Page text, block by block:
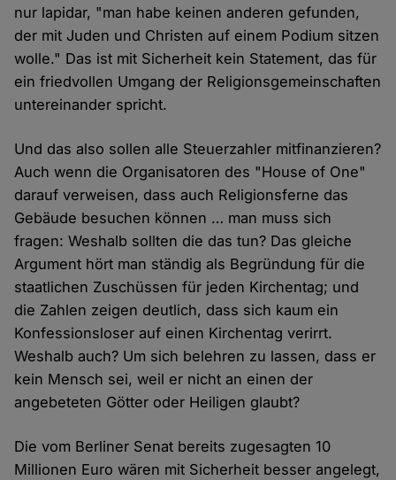
nur lapidar, "man habe keinen anderen gefunden,
der mit Juden und Christen auf einem Podium sitzen
wolle." Das ist mit Sicherheit kein Statement, das für
ein friedvollen Umgang der Religionsgemeinschaften
untereinander spricht.
Und das also sollen alle Steuerzahler mitfinanzieren?
Auch wenn die Organisatoren des "House of One"
darauf verweisen, dass auch Religionsferne das
Gebäude besuchen können … man muss sich
fragen: Weshalb sollten die das tun? Das gleiche
Argument hört man ständig als Begründung für die
staatlichen Zuschüssen für jeden Kirchentag; und
die Zahlen zeigen deutlich, dass sich kaum ein
Konfessionsloser auf einen Kirchentag verirrt.
Weshalb auch? Um sich belehren zu lassen, dass er
kein Mensch sei, weil er nicht an einen der
angebeteten Götter oder Heiligen glaubt?
Die vom Berliner Senat bereits zugesagten 10
Millionen Euro wären mit Sicherheit besser angelegt,